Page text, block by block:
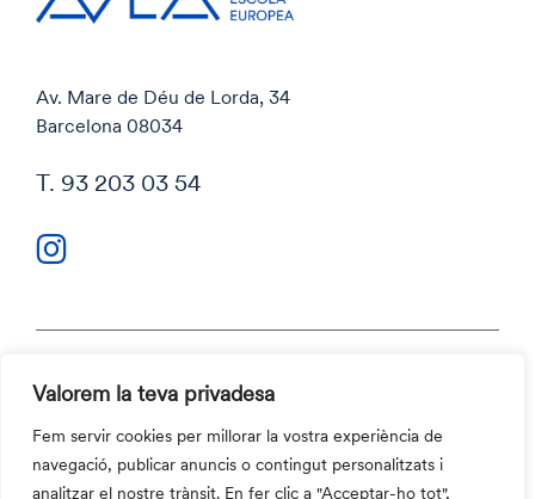
Valorem la teva privadesa
Fem servir cookies per millorar la vostra experiència de
navegació, publicar anuncis o contingut personalitzats i
analitzar el nostre trànsit. En fer clic a "Acceptar-ho tot",
Av. Mare de Déu de Lorda, 34
Barcelona 08034
T. 93 203 03 54
Política de privacitat
Política de cookies
Codi ètic i Canal ètic
Contacte